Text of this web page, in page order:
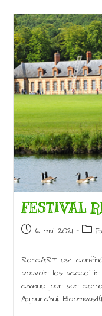
FESTIVAL
Publication
16 mai 2021
Post
RencART est
pouvoir les accueillir
chaque jour sur
Aujourd’hui,